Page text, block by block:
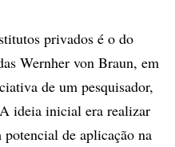
privados é o do
Wernher von Braun, em
de um pesquisador,
ideia inicial era realizar
de aplicação na